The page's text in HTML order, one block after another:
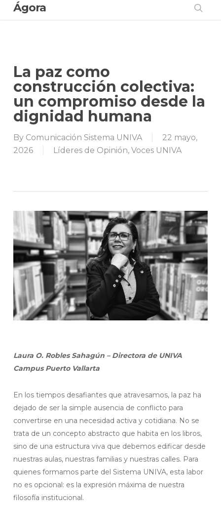
Ágora
La paz como
construcción colectiva:
un compromiso desde la
dignidad humana
By Comunicación Sistema UNIVA
22 mayo,
2026
Líderes de Opinión, Voces UNIVA
Laura O. Robles Sahagún – Directora de UNIVA
Campus Puerto Vallarta
En los tiempos desafiantes que atravesamos, la paz ha
dejado de ser la simple ausencia de conflicto para
convertirse en una necesidad activa y cotidiana. No se
trata de un concepto abstracto que habita en los libros,
sino de una estructura viva que debemos edificar desde
nuestras aulas, nuestras familias y nuestras calles. Para
quienes formamos parte del Sistema UNIVA, esta labor
no es opcional: es la expresión máxima de nuestra
filosofía institucional.